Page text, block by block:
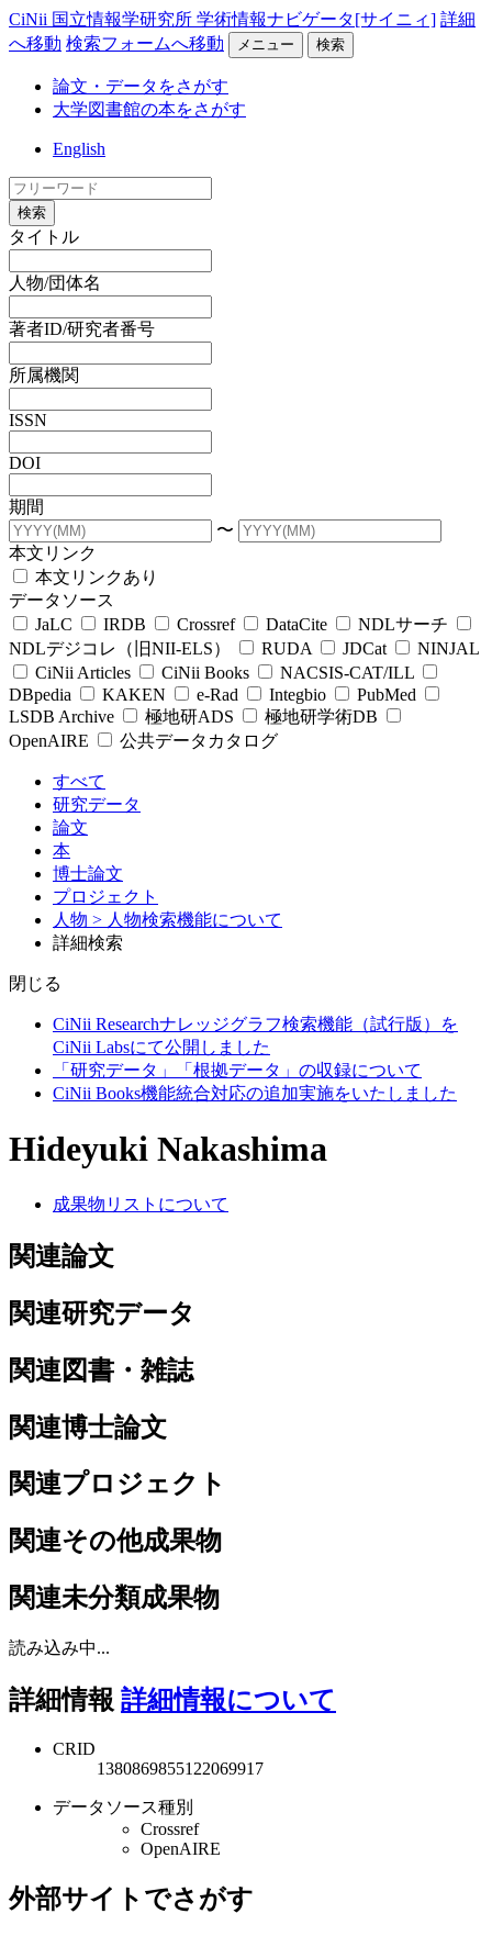
CiNii 国立情報学研究所 学術情報ナビゲータ[サイニィ] 詳細
へ移動 検索フォームへ移動 メニュー 検索
論文・データをさがす
大学図書館の本をさがす
English
検索
タイトル
人物/団体名
著者ID/研究者番号
所属機関
ISSN
DOI
期間
〜
本文リンク
本文リンクあり
データソース
JaLC
IRDB Crossref DataCite
NDLサーチ
NDLデジコレ（旧NII-ELS）
RUDA JDCat
NINJAL
CiNii Articles
CiNii Books
NACSIS-CAT/ILL
DBpedia
KAKEN e-Rad Integbio
PubMed
LSDB Archive
極地研ADS
極地研学術DB
OpenAIRE
公共データカタログ
すべて
研究データ
論文
本
博士論文
プロジェクト
人物 > 人物検索機能について
詳細検索
閉じる
CiNii Researchナレッジグラフ検索機能（試行版）を
CiNii Labsにて公開しました
「研究データ」「根拠データ」の収録について
CiNii Books機能統合対応の追加実施をいたしました
Hideyuki Nakashima
成果物リストについて
関連論文
関連研究データ
関連図書・雑誌
関連博士論文
関連プロジェクト
関連その他成果物
関連未分類成果物
読み込み中...
詳細情報 詳細情報について
CRID
1380869855122069917
データソース種別
Crossref
OpenAIRE
外部サイトでさがす